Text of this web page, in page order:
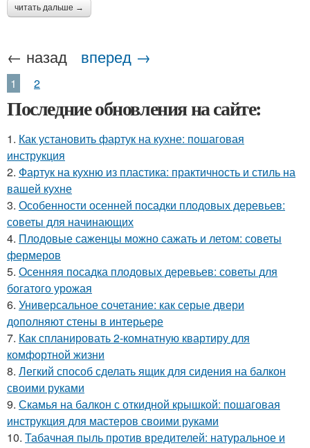
читать дальше →
← назад вперед →
1 2
Последние обновления на сайте:
1. Как установить фартук на кухне: пошаговая
инструкция
2. Фартук на кухню из пластика: практичность и стиль на
вашей кухне
3. Особенности осенней посадки плодовых деревьев:
советы для начинающих
4. Плодовые саженцы можно сажать и летом: советы
фермеров
5. Осенняя посадка плодовых деревьев: советы для
богатого урожая
6. Универсальное сочетание: как серые двери
дополняют стены в интерьере
7. Как спланировать 2-комнатную квартиру для
комфортной жизни
8. Легкий способ сделать ящик для сидения на балкон
своими руками
9. Скамья на балкон с откидной крышкой: пошаговая
инструкция для мастеров своими руками
10. Табачная пыль против вредителей: натуральное и